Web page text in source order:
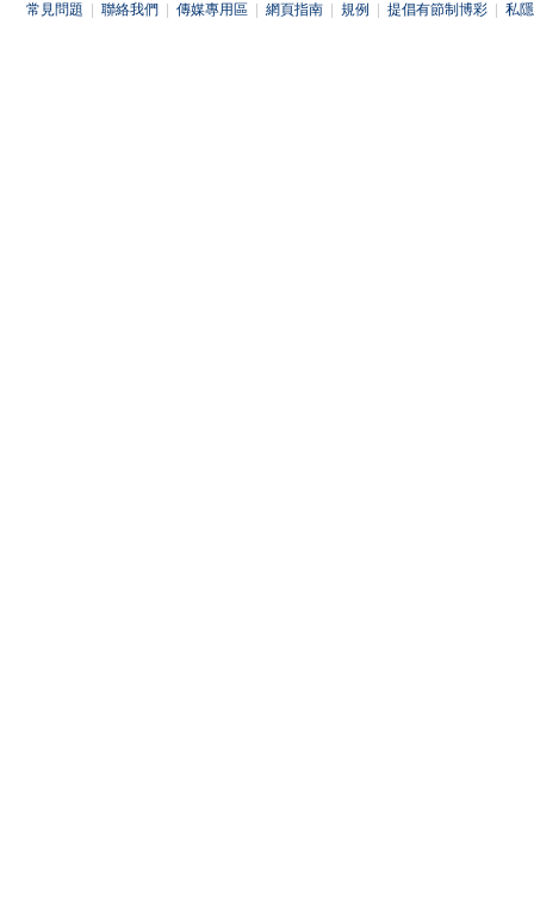
常見問題 聯絡我們 傳媒專用區 網頁指南 規例 提倡有節制博彩 私